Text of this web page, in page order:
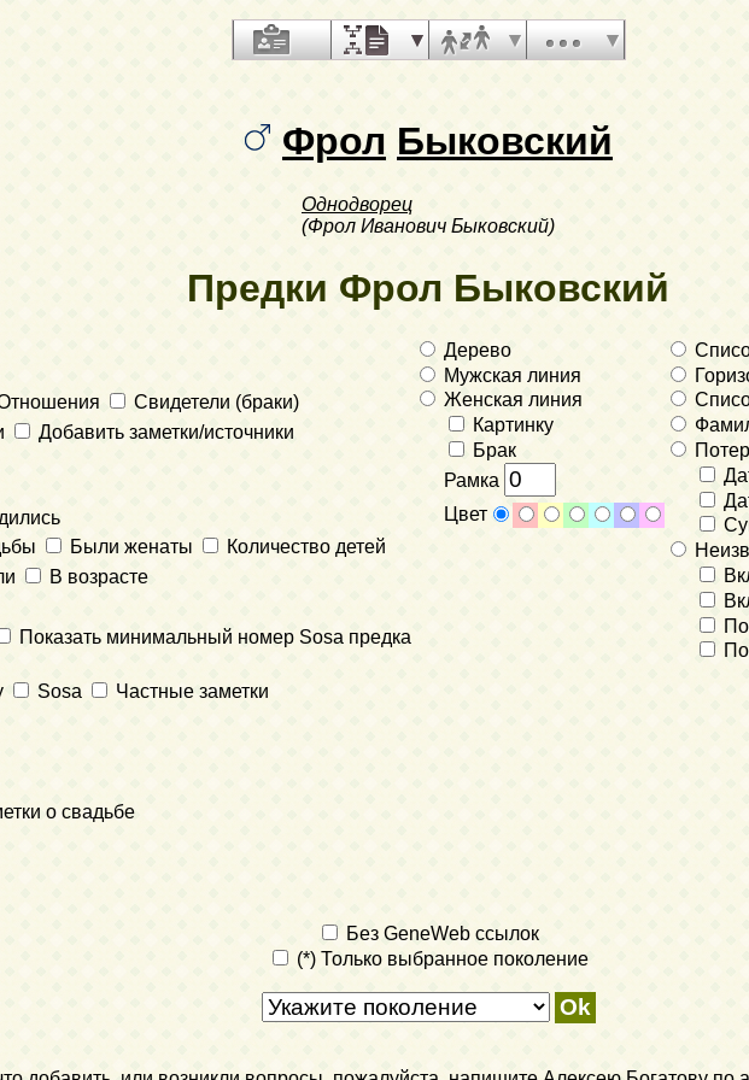
Фрол Быковский
Однодворец
(Фрол Иванович Быковский)
Предки Фрол Быковский
Свидетели (браки)
Добавить заметки/источники
Были женаты
Количество детей
В возрасте
Показать минимальный номер Sosa предка
Sosa
Частные заметки
о свадьбе
Дерево
Мужская линия
Женская линия
Картинку
Брак
Рамка
Цвет
Без GeneWeb ссылок
(*) Только выбранное поколение